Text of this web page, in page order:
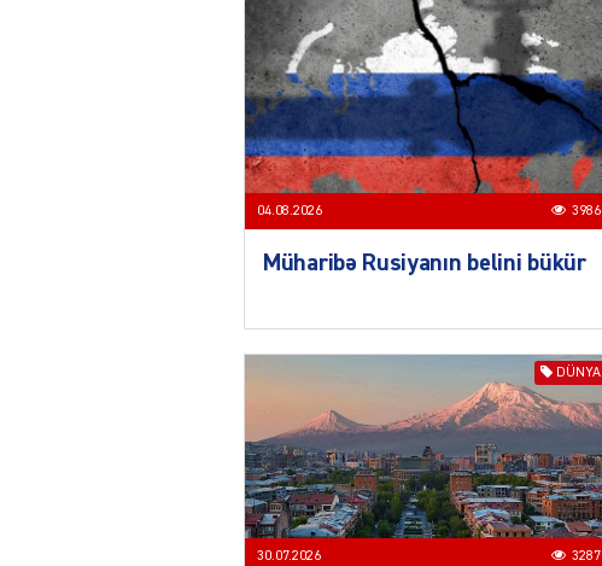
04.08.2026 3986
Müharibə Rusiyanın belini bükür
DÜNYA
30.07.2026 3287